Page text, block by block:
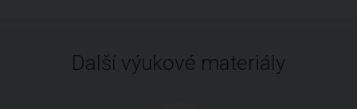
Další výukové materiály